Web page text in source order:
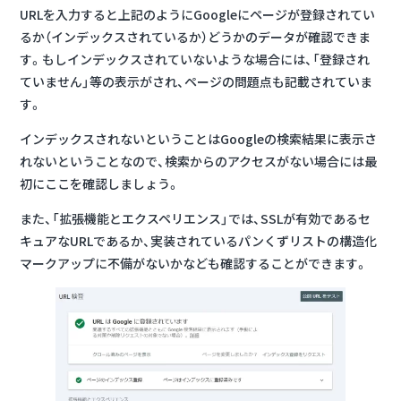
URLを入力すると上記のようにGoogleにページが登録されてい
るか（インデックスされているか）どうかのデータが確認できま
す。もしインデックスされていないような場合には、「登録され
ていません」等の表示がされ、ページの問題点も記載されていま
す。
インデックスされないということはGoogleの検索結果に表示さ
れないということなので、検索からのアクセスがない場合には最
初にここを確認しましょう。
また、「拡張機能とエクスペリエンス」では、SSLが有効であるセ
キュアなURLであるか、実装されているパンくずリストの構造化
マークアップに不備がないかなども確認することができます。